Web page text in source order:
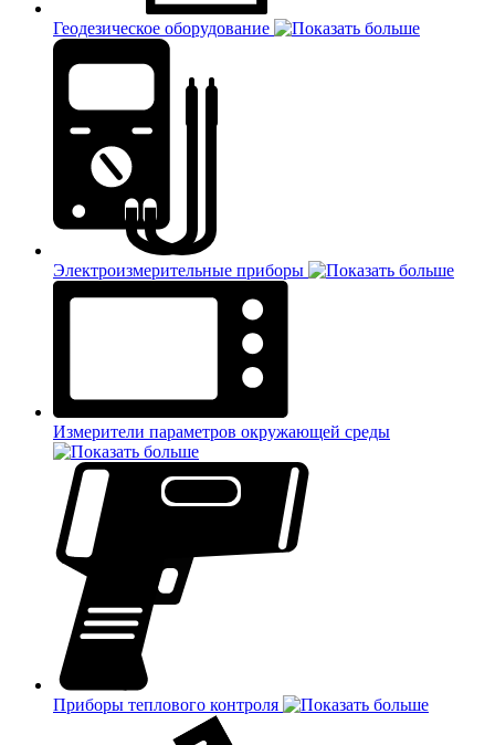
Геодезическое оборудование
Электроизмерительные приборы
Измерители параметров окружающей среды
Приборы теплового контроля